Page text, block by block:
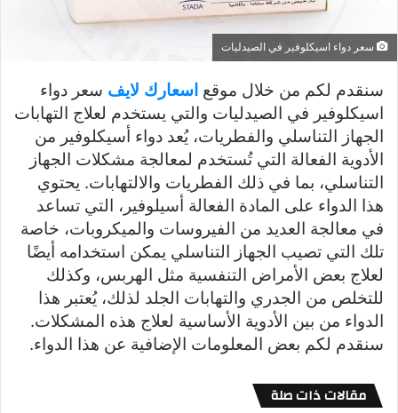
سعر دواء اسيكلوفير في الصيدليات
سنقدم لكم من خلال موقع اسعارك لايف سعر دواء
اسيكلوفير في الصيدليات والتي يستخدم لعلاج التهابات
الجهاز التناسلي والفطريات، يُعد دواء أسيكلوفير من
الأدوية الفعالة التي تُستخدم لمعالجة مشكلات الجهاز
التناسلي، بما في ذلك الفطريات والالتهابات. يحتوي
هذا الدواء على المادة الفعالة أسيلوفير، التي تساعد
في معالجة العديد من الفيروسات والميكروبات، خاصة
تلك التي تصيب الجهاز التناسلي يمكن استخدامه أيضًا
لعلاج بعض الأمراض التنفسية مثل الهربس، وكذلك
للتخلص من الجدري والتهابات الجلد لذلك، يُعتبر هذا
الدواء من بين الأدوية الأساسية لعلاج هذه المشكلات.
سنقدم لكم بعض المعلومات الإضافية عن هذا الدواء.
مقالات ذات صلة